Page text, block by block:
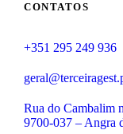
CONTATOS
+351 295 249 936
Rua do Cambalim
9700-037 – Angra